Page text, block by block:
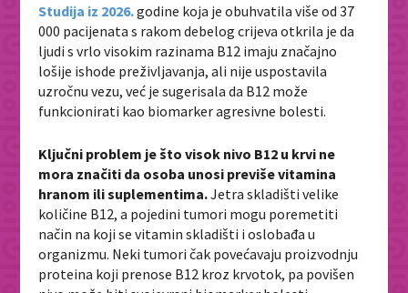
Studija iz 2026.godine koja je obuhvatila više od 37
000 pacijenata s rakom debelog crijeva otkrila je da
ljudi s vrlo visokim razinama B12 imaju značajno
lošije ishode preživljavanja, ali nije uspostavila
uzročnu vezu, već je sugerisala da B12 može
funkcionirati kao biomarker agresivne bolesti.
Ključni problem je što visok nivo B12 u krvi ne
mora značiti da osoba unosi previše vitamina
hranom ili suplementima.Jetra skladišti velike
količine B12, a pojedini tumori mogu poremetiti
način na koji se vitamin skladišti i oslobađa u
organizmu. Neki tumori čak povećavaju proizvodnju
proteina koji prenose B12 kroz krvotok, pa povišen